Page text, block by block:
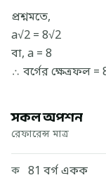
প্রশ্নমতে,
a√2 = 8√2
বা, a = 8
∴ বর্গের ক্ষেত্রফল =
সকল অপশন
রেফারেন্স মাত্র
ক 81 বর্গ একক